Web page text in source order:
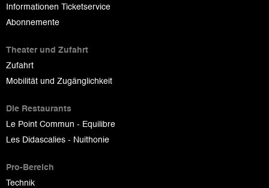
Informationen Ticketservice
Abonnemente
Theater und Zufahrt
Zufahrt
Mobilität und Zugänglichkeit
Die Restaurants
Le Point Commun - Equilibre
Les Didascalies - Nuithonie
Pro-Bereich
Technik